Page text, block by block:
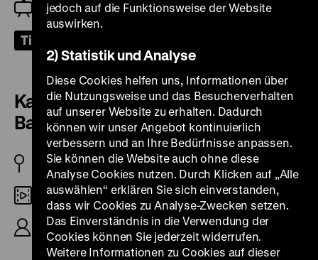
Jeanpaul Goergen
Tickets
Karl Friedrich Schinkel – Dem
Baumeister zum 200. Geburtstag
DDR 1981
35mm
R/B: Werner Kohlert, 35‘
jedoch auf die Funktionsweise der Website
auswirken.
2) Statistik und Analyse
Diese Cookies helfen uns, Informationen über
die Nutzungsweise und das Besucherverhalten
auf unserer Website zu erhalten. Dadurch
können wir unser Angebot kontinuierlich
verbessern und an Ihre Bedürfnisse anpassen.
Sie können die Website auch ohne diese
Analyse Cookies nutzen. Durch Klicken auf „Alle
auswählen“ erklären Sie sich einverstanden,
dass wir Cookies zu Analyse-Zwecken setzen.
Das Einverständnis in die Verwendung der
Cookies können Sie jederzeit widerrufen.
Weitere Informationen zu Cookies auf dieser